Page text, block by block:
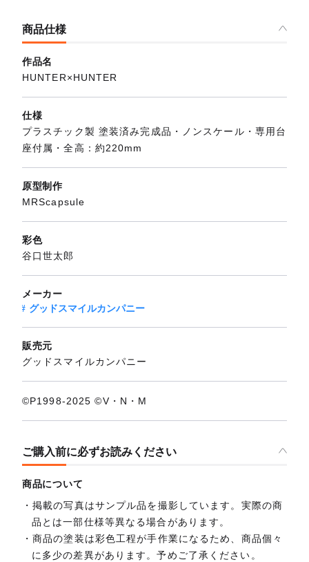
商品仕様
作品名
HUNTER×HUNTER
仕様
プラスチック製 塗装済み完成品・ノンスケール・専用台
座付属・全高：約220mm
原型制作
MRScapsule
彩色
谷口世太郎
メーカー
グッドスマイルカンパニー
販売元
グッドスマイルカンパニー
©P1998-2025 ©V・N・M
ご購入前に必ずお読みください
商品について
掲載の写真はサンプル品を撮影しています。実際の商
品とは一部仕様等異なる場合があります。
商品の塗装は彩色工程が手作業になるため、商品個々
に多少の差異があります。予めご了承ください。